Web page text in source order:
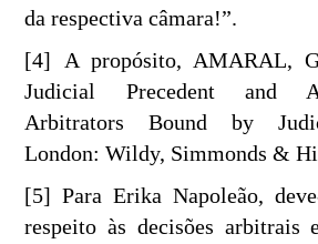
da respectiva câmara!”.
[4] A propósito, AMARAL,
Judicial Precedent and
Arbitrators Bound by
London: Wildy, Simmonds &
[5] Para Erika Napoleão,
respeito às decisões arbitrais